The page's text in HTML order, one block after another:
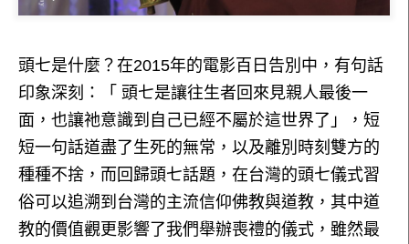
頭七是什麼？在2015年的電影百日告別中，有句話
印象深刻：「 頭七是讓往生者回來見親人最後一
面，也讓祂意識到自己已經不屬於這世界了」，短
短一句話道盡了生死的無常，以及離別時刻雙方的
種種不捨，而回歸頭七話題，在台灣的頭七儀式習
俗可以追溯到台灣的主流信仰佛教與道教，其中道
教的價值觀更影響了我們舉辦喪禮的儀式，雖然最